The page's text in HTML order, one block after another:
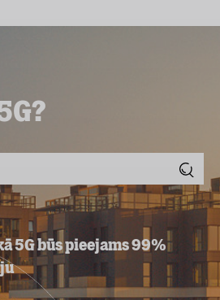
5G būs pieejams 99%